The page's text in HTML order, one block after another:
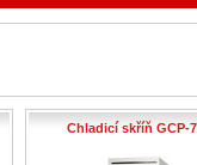
Chladicí skříň GCP-